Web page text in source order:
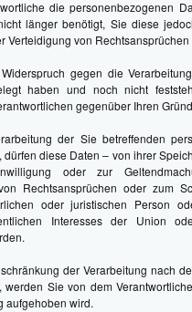
die personenbezogenen
länger benötigt, Sie diese
Verteidigung von
gegen die
haben und noch nicht
gegenüber Ihren
der Sie betreffenden
dürfen diese Daten – von ihrer
oder zur
Rechtsansprüchen oder zum
oder juristischen Person
Interesses der Union
der Verarbeitung nach
werden Sie von dem
aufgehoben wird.